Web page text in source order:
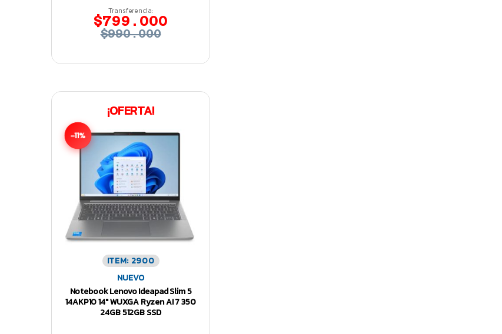
Transferencia:
$799.000
$990.000
¡OFERTA!
-11%
ITEM: 2900
NUEVO
Notebook Lenovo Ideapad Slim 5
14AKP10 14″ WUXGA Ryzen AI 7 350
24GB 512GB SSD